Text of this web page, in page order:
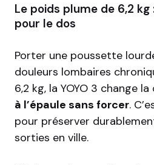
Le poids plume de 6,2
pour le dos
Porter une poussette
douleurs lombaires
6,2 kg, la YOYO 3 change la
à l’épaule sans forcer.
pour préserver
sorties en ville.